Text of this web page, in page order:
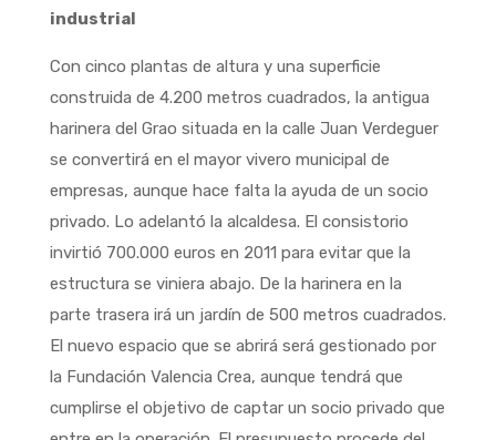
industrial
Con cinco plantas de altura y una superficie
construida de 4.200 metros cuadrados, la antigua
harinera del Grao situada en la calle Juan Verdeguer
se convertirá en el mayor vivero municipal de
empresas, aunque hace falta la ayuda de un socio
privado. Lo adelantó la alcaldesa. El consistorio
invirtió 700.000 euros en 2011 para evitar que la
estructura se viniera abajo. De la harinera en la
parte trasera irá un jardín de 500 metros cuadrados.
El nuevo espacio que se abrirá será gestionado por
la Fundación Valencia Crea, aunque tendrá que
cumplirse el objetivo de captar un socio privado que